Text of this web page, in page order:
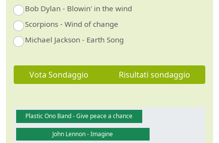
Bob Dylan - Blowin' in the wind
Scorpions - Wind of change
Michael Jackson - Earth Song
Vota Sondaggio Risultati sondaggio
Plastic Ono Band - Give peace a chance
John Lennon - Imagine